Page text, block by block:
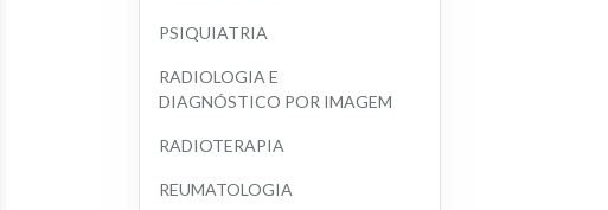
PSIQUIATRIA
RADIOLOGIA E
DIAGNÓSTICO POR IMAGEM
RADIOTERAPIA
REUMATOLOGIA